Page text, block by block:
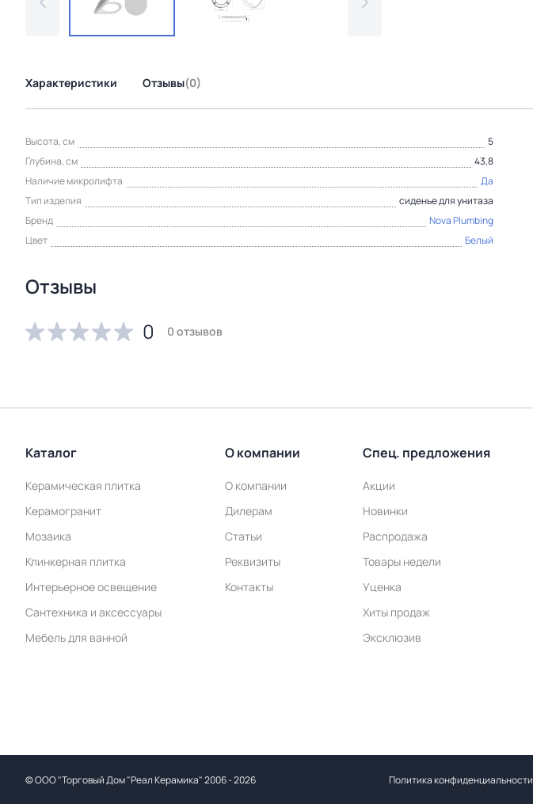
Характеристики Отзывы(0)
Высота, см 5
Глубина, см
43,8
Наличие микролифта
Да
Тип изделия
сиденье для унитаза
Бренд
Nova Plumbing
Цвет
Белый
Отзывы
0
0 отзывов
Каталог
Керамическая плитка
Керамогранит
Мозаика
Клинкерная плитка
Интерьерное освещение
Сантехника и аксессуары
Мебель для ванной
О компании
О компании
Дилерам
Статьи
Реквизиты
Контакты
Спец. предложения
Акции
Новинки
Распродажа
Товары недели
Уценка
Хиты продаж
Эксклюзив
©ООО "Торговый Дом "Реал Керамика"2006 - 2026 Политика конфиденциальности